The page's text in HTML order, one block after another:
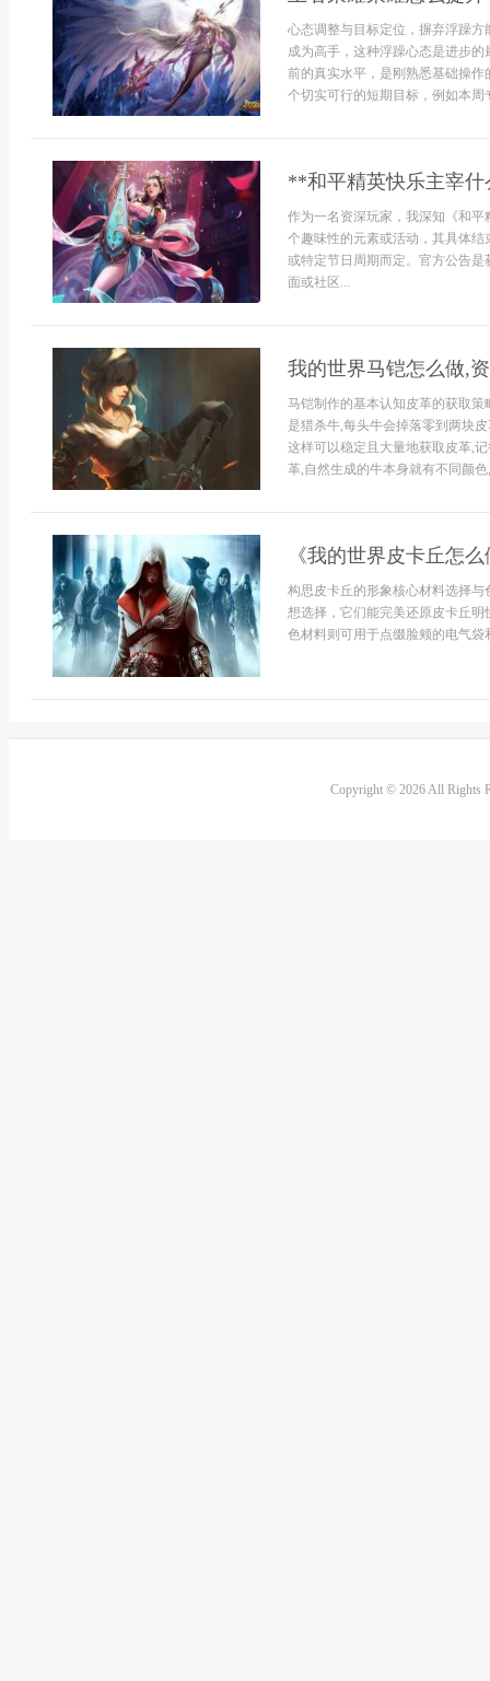
心态调整与目标定位，摒弃浮躁
成为高手，这种浮躁心态是进步
前的真实水平，是刚熟悉基础操
个切实可行的短期目标，例如本周
**和平精英快乐主宰
作为一名资深玩家，我深知《和
个趣味性的元素或活动，其具体
或特定节日周期而定。官方公告
面或社区...
我的世界马铠怎么做,
马铠制作的基本认知皮革的获取
是猎杀牛,每头牛会掉落零到两块
这样可以稳定且大量地获取皮革,
革,自然生成的牛本身就有不同颜
《我的世界皮卡丘怎
构思皮卡丘的形象核心材料选择
想选择，它们能完美还原皮卡丘
色材料则可用于点缀脸颊的电气
Copyright © 2026 All Rights